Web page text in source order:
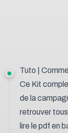
Tuto |
Ce Kit
de la
retrouver
lire le pdf en